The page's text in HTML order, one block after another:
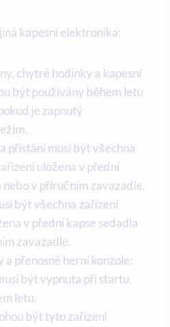
kapesní elektronika:
chytré hodinky a kapesní
být používány během letu
je zapnutý
přistání musí být všechna
uložena v přední
nebo v příručním zavazadle.
být všechna zařízení
v přední kapse sedadla
zavazadle.
přenosné herní konzole:
být vypnuta při startu,
letu.
být tyto zařízení